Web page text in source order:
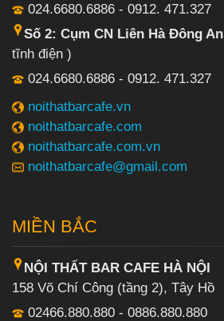
024.6680.6886 - 0912. 471.327
Số 2: Cụm CN Liên Hà Đông
tĩnh điện )
024.6680.6886 - 0912. 471.327
noithatbarcafe.vn
noithatbarcafe.com
noithatbarcafe.com.vn
noithatbarcafe@gmail.com
MIỀN BẮC
NỘI THẤT BAR CAFE HÀ NỘI
158 Võ Chí Công (tầng 2), Tây Hồ
02466.880.880 - 0886.880.880